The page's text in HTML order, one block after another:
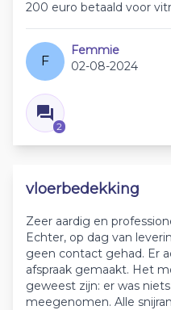
200 euro betaald voor
F
Femmie
02-08-2024
2
vloerbedekking
Zeer aardig en
Echter, op dag van
geen contact gehad. Er
afspraak gemaakt. Het
geweest zijn: er was
meegenomen. Alle